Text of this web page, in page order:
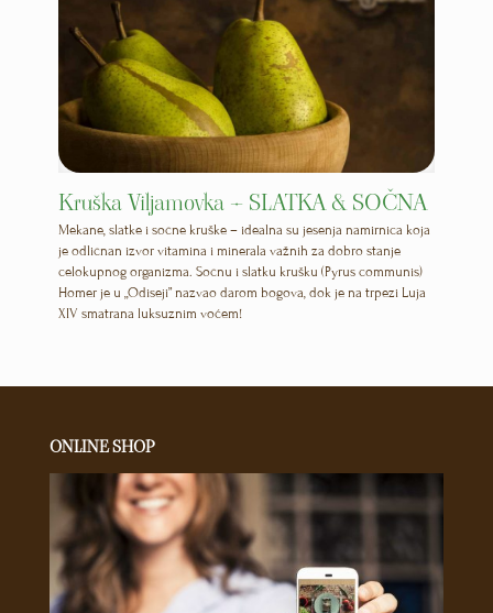
Kruška Viljamovka – SLATKA & SOČNA
Mekane, slatke i sočne kruške – idealna su jesenja namirnica koja
je odličnan izvor vitamina i minerala važnih za dobro stanje
celokupnog organizma. Sočnu i slatku krušku (Pyrus communis)
Homer je u „Odiseji” nazvao darom bogova, dok je na trpezi Luja
XIV smatrana luksuznim voćem!
ONLINE SHOP